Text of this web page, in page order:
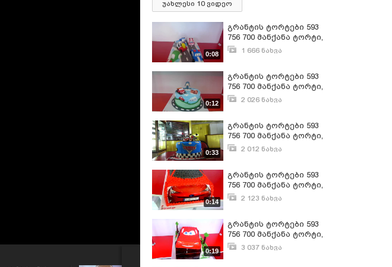
უახლესი 10 ვიდეო
0:08
გრანტის ტორტები 593
756 700 მანქანა ტორტი,
მაქუინის ტორტის
1 666 ნახვა
0:12
გრანტის ტორტები 593
756 700 მანქანა ტორტი,
მაქუინის ტორტის
2 026 ნახვა
0:33
გრანტის ტორტები 593
756 700 მანქანა ტორტი,
მაქუინის ტორტის
2 012 ნახვა
0:14
გრანტის ტორტები 593
756 700 მანქანა ტორტი,
მაქუინის ტორტის
2 123 ნახვა
0:19
გრანტის ტორტები 593
756 700 მანქანა ტორტი,
მაქუინის ტორტის
3 037 ნახვა